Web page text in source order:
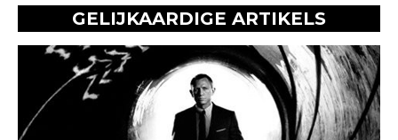
GELIJKAARDIGE ARTIKELS